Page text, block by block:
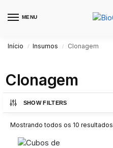
MENU
Início / Insumos / Clonagem
Clonagem
SHOW FILTERS
Mostrando todos os 10 resultados